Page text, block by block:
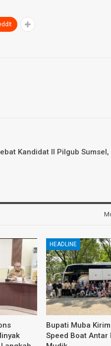
Kandidat II Pilgub
HEADLINE
Bupati Muba
Speed Boat Antar